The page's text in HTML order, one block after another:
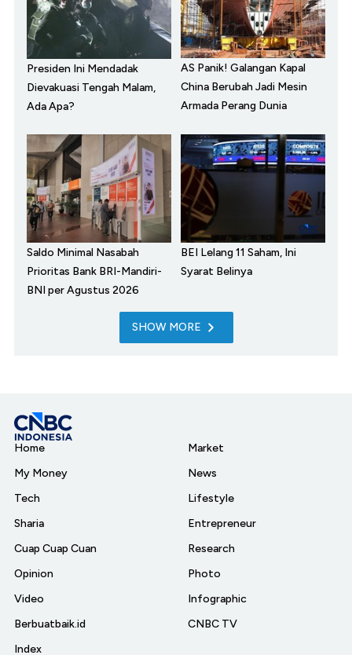
Presiden Ini Mendadak
Dievakuasi Tengah Malam,
Ada Apa?
AS Panik! Galangan Kapal
China Berubah Jadi Mesin
Armada Perang Dunia
Saldo Minimal Nasabah
Prioritas Bank BRI-Mandiri-
BNI per Agustus 2026
BEI Lelang 11 Saham, Ini
Syarat Belinya
SHOW MORE
Home
My Money
Tech
Sharia
Cuap Cuap Cuan
Opinion
Video
Berbuatbaik.id
Index
Market
News
Lifestyle
Entrepreneur
Research
Photo
Infographic
CNBC TV